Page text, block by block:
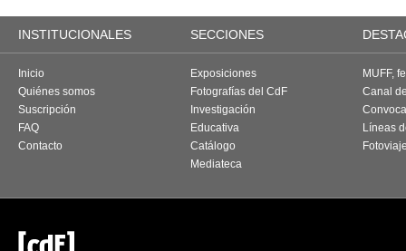
INSTITUCIONALES SECCIONES
Inicio
Quiénes somos
Suscripción
FAQ
Contacto
Exposiciones
Fotografías del CdF
Investigación
Educativa
Catálogo
Mediateca
MUFF,
Canal
Líneas